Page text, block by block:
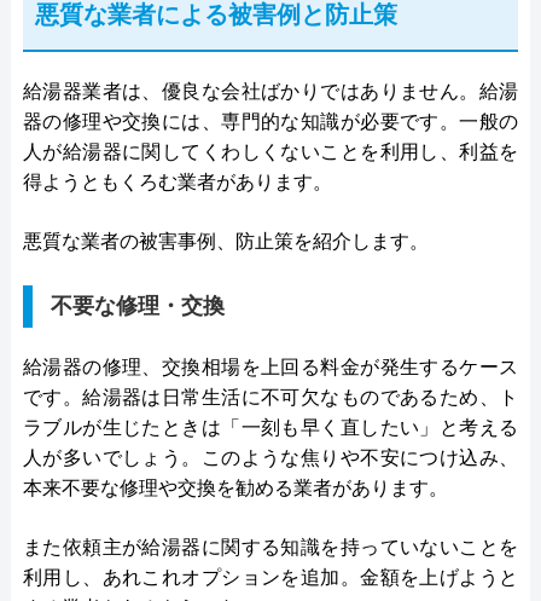
悪質な業者による被害例と防止策
給湯器業者は、優良な会社ばかりではありません。給湯
器の修理や交換には、専門的な知識が必要です。一般の
人が給湯器に関してくわしくないことを利用し、利益を
得ようともくろむ業者があります。
悪質な業者の被害事例、防止策を紹介します。
不要な修理・交換
給湯器の修理、交換相場を上回る料金が発生するケース
です。給湯器は日常生活に不可欠なものであるため、ト
ラブルが生じたときは「一刻も早く直したい」と考える
人が多いでしょう。このような焦りや不安につけ込み、
本来不要な修理や交換を勧める業者があります。
また依頼主が給湯器に関する知識を持っていないことを
利用し、あれこれオプションを追加。金額を上げようと